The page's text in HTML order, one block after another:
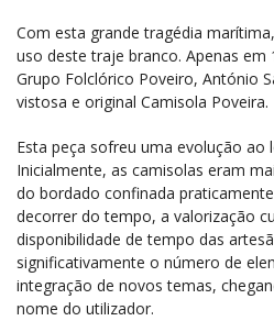
Com esta grande tragédia
uso deste traje branco. Apenas em
Grupo Folclórico Poveiro, António
vistosa e original Camisola Poveira.
Esta peça sofreu uma evolução ao
Inicialmente, as camisolas eram
do bordado confinada
decorrer do tempo, a valorização
disponibilidade de tempo das
significativamente o número de
integração de novos temas,
nome do utilizador.